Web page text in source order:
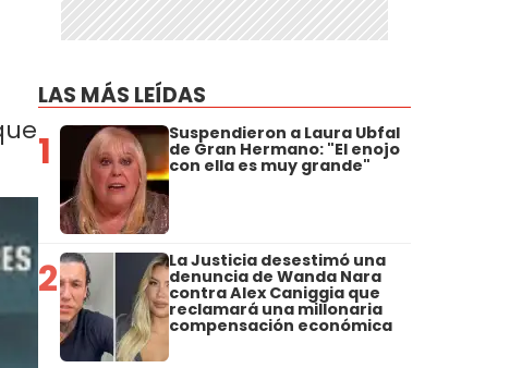
LAS MÁS LEÍDAS
1 Suspendieron a Laura Ubfal
de Gran Hermano: "El enojo
con ella es muy grande"
2 La Justicia desestimó una
denuncia de Wanda Nara
contra Alex Caniggia que
reclamará una millonaria
compensación económica